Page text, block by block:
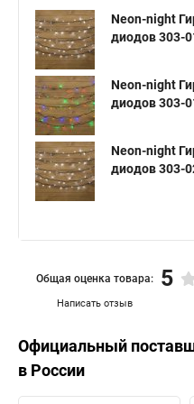
Neon-night
диодов 303-
Neon-night
диодов 303-
Neon-night
диодов 303-
Написать отзыв
Общая оценка товара: 5
Официальный
в России